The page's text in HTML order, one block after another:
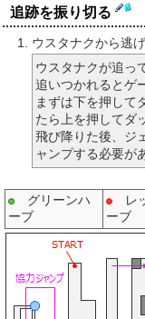
追跡を振り切る
ウスタナクから逃げ
ウスタナクが追っ
追いつかれるとゲ
まずは下を押して
たら上を押してダ
飛び降りた後、ジ
ャンプする必要が
グリーンハ
ーブ
レ
ーブ